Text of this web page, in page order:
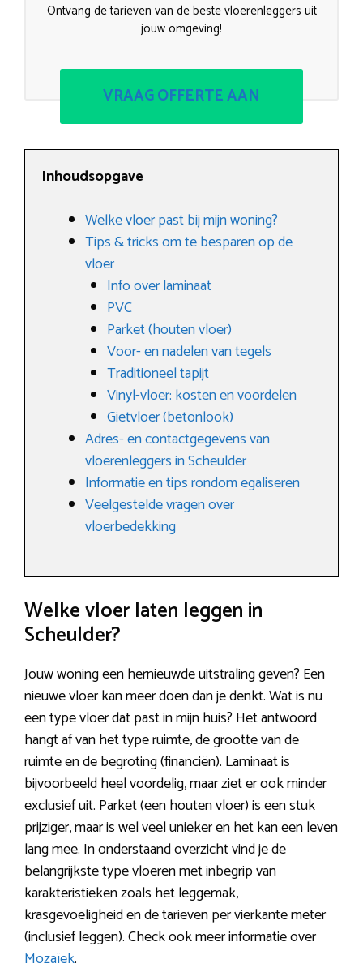
Ontvang de tarieven van de beste vloerenleggers uit
jouw omgeving!
VRAAG OFFERTE AAN
Inhoudsopgave
Welke vloer past bij mijn woning?
Tips & tricks om te besparen op de
vloer
Info over laminaat
PVC
Parket (houten vloer)
Voor- en nadelen van tegels
Traditioneel tapijt
Vinyl-vloer: kosten en voordelen
Gietvloer (betonlook)
Adres- en contactgegevens van
vloerenleggers in Scheulder
Informatie en tips rondom egaliseren
Veelgestelde vragen over
vloerbedekking
Welke vloer laten leggen in
Scheulder?
Jouw woning een hernieuwde uitstraling geven? Een
nieuwe vloer kan meer doen dan je denkt. Wat is nu
een type vloer dat past in mijn huis? Het antwoord
hangt af van het type ruimte, de grootte van de
ruimte en de begroting (financiën). Laminaat is
bijvoorbeeld heel voordelig, maar ziet er ook minder
exclusief uit. Parket (een houten vloer) is een stuk
prijziger, maar is wel veel unieker en het kan een leven
lang mee. In onderstaand overzicht vind je de
belangrijkste type vloeren met inbegrip van
karakteristieken zoals het leggemak,
krasgevoeligheid en de tarieven per vierkante meter
(inclusief leggen). Check ook meer informatie over
Mozaïek.